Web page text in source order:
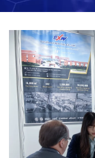
Red